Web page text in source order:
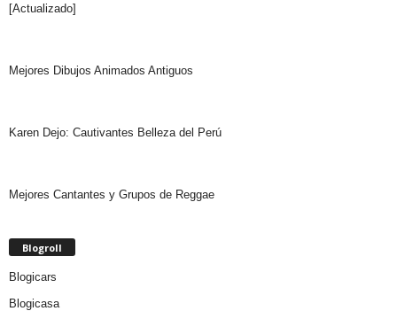
[Actualizado]
Mejores Dibujos Animados Antiguos
Karen Dejo: Cautivantes Belleza del Perú
Mejores Cantantes y Grupos de Reggae
Blogroll
Blogicars
Blogicasa